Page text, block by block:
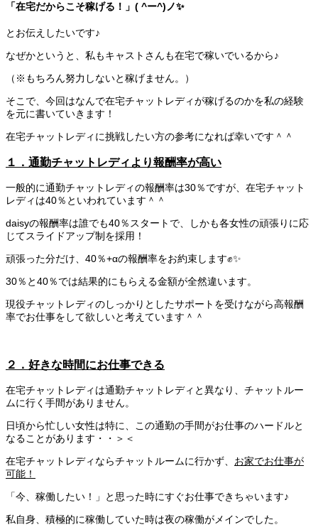
「在宅だからこそ稼げる！」( ^ー^)ノ✨
とお伝えしたいです♪
なぜかというと、私もキャストさんも在宅で稼いでいるから♪
（※もちろん努力しないと稼げません。）
そこで、今回はなんで在宅チャットレディが稼げるのかを私の経験
を元に書いていきます！
在宅チャットレディに挑戦したい方の参考になれば幸いです＾＾
１．通勤チャットレディより報酬率が高い
一般的に通勤チャットレディの報酬率は30％ですが、在宅チャット
レディは40％といわれています＾＾
daisyの報酬率は誰でも40％スタートで、しかも各女性の頑張りに応
じてスライドアップ制を採用！
頑張った分だけ、40％+αの報酬率をお約束します✊✨
30％と40％では結果的にもらえる金額が全然違います。
現役チャットレディのしっかりとしたサポートを受けながら高報酬
率でお仕事をして欲しいと考えています＾＾
２．好きな時間にお仕事できる
在宅チャットレディは通勤チャットレディと異なり、チャットルー
ムに行く手間がありません。
日頃から忙しい女性は特に、この通勤の手間がお仕事のハードルと
なることがあります・・＞＜
在宅チャットレディならチャットルームに行かず、 お家でお仕事が
可能！
「今、稼働したい！」と思った時にすぐお仕事できちゃいます♪
私自身、積極的に稼働していた時は夜の稼働がメインでした。